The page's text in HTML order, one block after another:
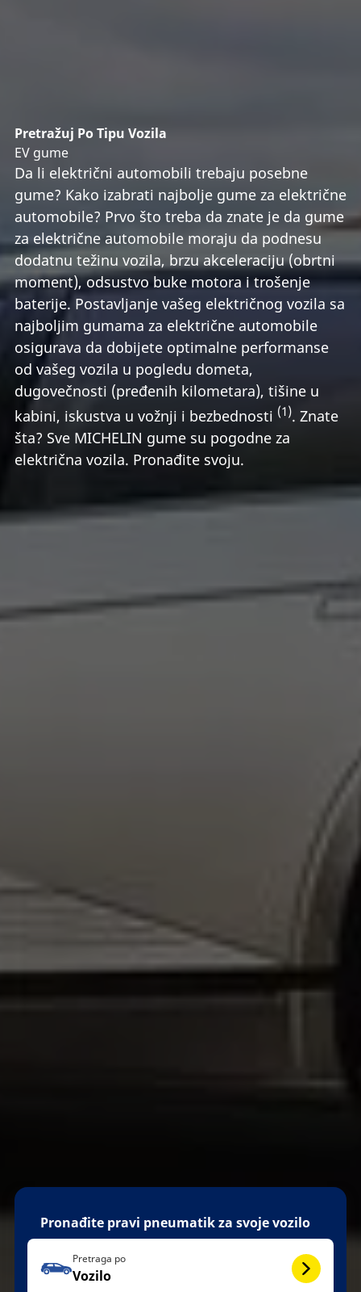
Pretražuj Po Tipu Vozila
EV gume
Da li električni automobili trebaju posebne
gume? Kako izabrati najbolje gume za električne
automobile? Prvo što treba da znate je da gume
za električne automobile moraju da podnesu
dodatnu težinu vozila, brzu akceleraciju (obrtni
moment), odsustvo buke motora i trošenje
baterije. Postavljanje vašeg električnog vozila sa
najboljim gumama za električne automobile
osigurava da dobijete optimalne performanse
od vašeg vozila u pogledu dometa,
dugovečnosti (pređenih kilometara), tišine u
kabini, iskustva u vožnji i bezbednosti (1). Znate
šta? Sve MICHELIN gume su pogodne za
električna vozila. Pronađite svoju.
Pronađite pravi pneumatik za svoje vozilo
Pretraga po
Vozilo